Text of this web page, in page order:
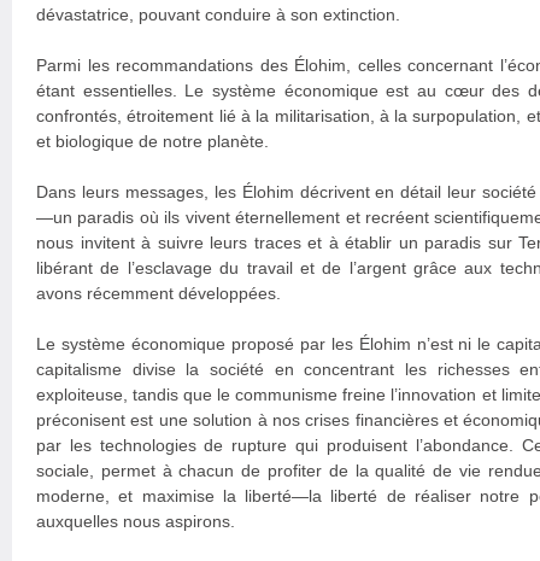
dévastatrice, pouvant conduire à son extinction.
Parmi les recommandations des Élohim, celles concernant
étant essentielles. Le système économique est au cœur des
confrontés, étroitement lié à la militarisation, à la surpopulation,
et biologique de notre planète.
Dans leurs messages, les Élohim décrivent en détail leur
—un paradis où ils vivent éternellement et recréent
nous invitent à suivre leurs traces et à établir un paradis sur
libérant de l’esclavage du travail et de l’argent grâce aux
avons récemment développées.
Le système économique proposé par les Élohim n’est ni le
capitalisme divise la société en concentrant les richesses
exploiteuse, tandis que le communisme freine l’innovation et
préconisent est une solution à nos crises financières et
par les technologies de rupture qui produisent l’abondance.
sociale, permet à chacun de profiter de la qualité de vie
moderne, et maximise la liberté—la liberté de réaliser notre
auxquelles nous aspirons.